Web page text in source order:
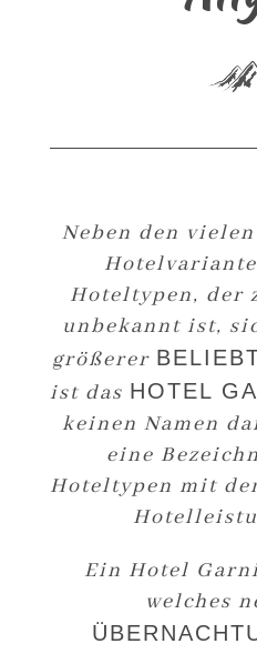
Neben den
Hoteltypen, der
unbekannt ist,
größerer
ist das HOTEL
keinen Namen
eine
Hoteltypen mit
Ein Hotel
welches